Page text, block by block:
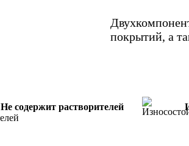
покрытий, а
Не содержит растворителей